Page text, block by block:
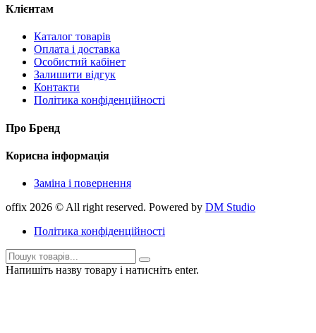
Клієнтам
Каталог товарів
Оплата і доставка
Особистий кабінет
Залишити відгук
Контакти
Політика конфіденційності
Про Бренд
Корисна інформація
Заміна і повернення
offix 2026 © All right reserved. Powered by DM Studio
Політика конфіденційності
Напишіть назву товару і натисніть enter.